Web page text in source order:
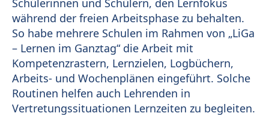
Schülerinnen und Schülern, den Lernfokus
während der freien Arbeitsphase zu behalten.
So habe mehrere Schulen im Rahmen von „LiGa
– Lernen im Ganztag“ die Arbeit mit
Kompetenzrastern, Lernzielen, Logbüchern,
Arbeits- und Wochenplänen eingeführt. Solche
Routinen helfen auch Lehrenden in
Vertretungssituationen Lernzeiten zu begleiten.